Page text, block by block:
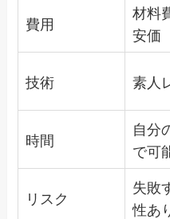
費用
材料
安価
技術 素人
時間
自分
で可
リスク
失敗
性あ